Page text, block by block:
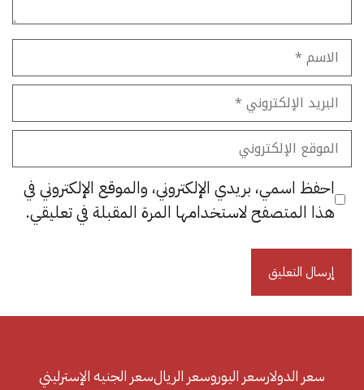
الاسم
البريد
الإلكتروني
الموقع
الإلكتروني
احفظ اسمي، بريدي الإلكتروني، والموقع الإلكتروني في
هذا المتصفح لاستخدامها المرة المقبلة في تعليقي.
سعر الدولارسعر اليوروسعر الريالسعر الجنيه الإسترليني